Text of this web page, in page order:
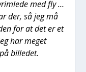
med fly …
der, så jeg må
for at det er et
har meget
bil­le­det.